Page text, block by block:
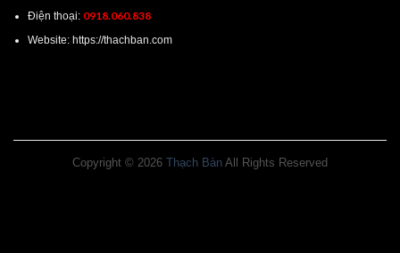
Điện thoại: 0918.060.838
Website: https://thachban.com
Copyright © 2026 Thạch Bàn All Rights Reserved